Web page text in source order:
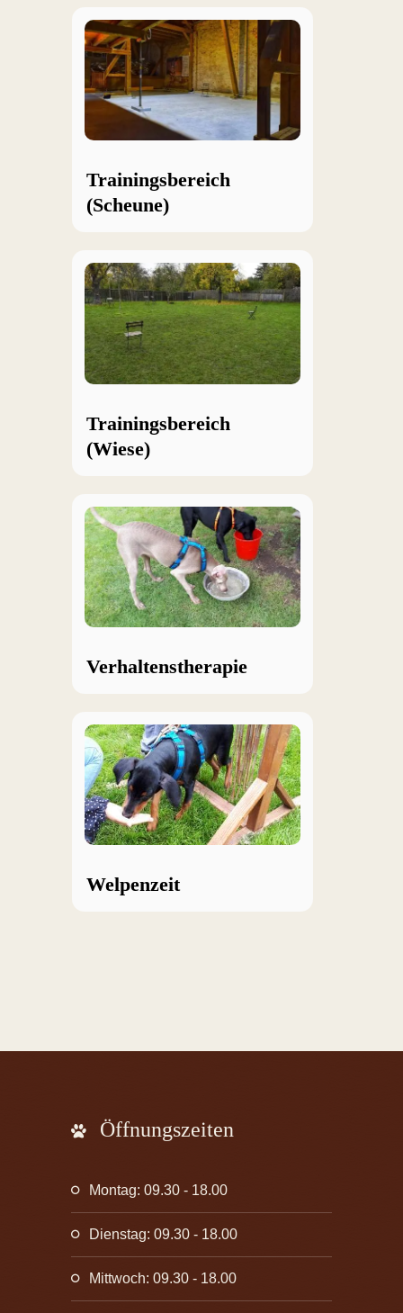
Trainingsbereich
(Scheune)
Trainingsbereich
(Wiese)
Verhaltenstherapie
Welpenzeit
Öffnungszeiten
Montag: 09.30 - 18.00
Dienstag: 09.30 - 18.00
Mittwoch: 09.30 - 18.00